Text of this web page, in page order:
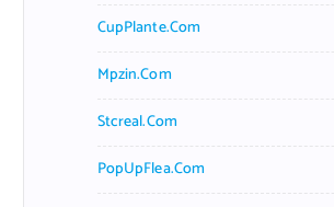
CupPlante.com
Mpzin.com
Stcreal.com
PopUpFlea.com